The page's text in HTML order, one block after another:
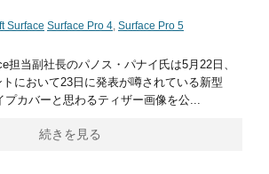
Surface Surface Pro 4, Surface Pro 5
担当副社長のパノス・パナイ氏は5月22日、
において23日に発表が噂されている新型
プカバーと思わるティザー画像を公...
続きを見る